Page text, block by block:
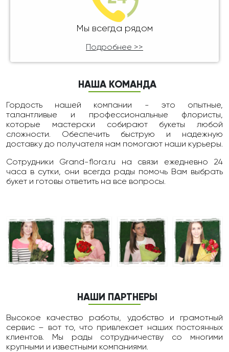
Мы всегда рядом
Подробнее >>
НАША КОМАНДА
Гордость нашей компании - это опытные,
талантливые и профессиональные флористы,
которые мастерски собирают букеты любой
сложности. Обеспечить быструю и надежную
доставку до получателя нам помогают наши курьеры.
Сотрудники Grand-flora.ru на связи ежедневно 24
чаcа в сутки, они всегда рады помочь Вам выбрать
букет и готовы ответить на все вопросы.
НАШИ ПАРТНЕРЫ
Высокое качество работы, удобство и грамотный
сервис – вот то, что привлекает наших постоянных
клиентов. Мы рады сотрудничеству со многими
крупными и известными компаниями.